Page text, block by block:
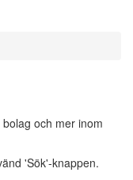
och mer inom
'Sök'-knappen.